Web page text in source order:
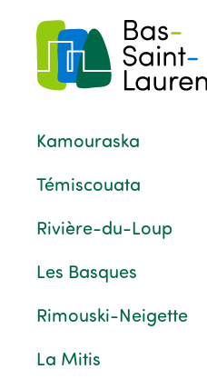
Kamouraska
Témiscouata
Rivière-du-Loup
Les Basques
Rimouski-Neigette
La Mitis